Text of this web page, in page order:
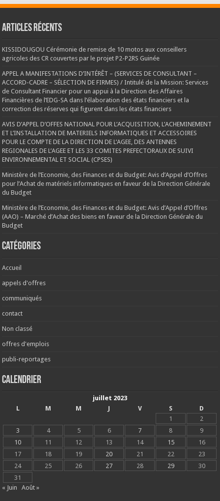
Articles récents
KISSIDOUGOU Cérémonie de remise de 10 motos aux conseillers
agricoles des CR couvertes par le projet P2-P2RS Guinée
APPEL A MANIFESTATIONS D’INTÉRÊT – (SERVICES DE CONSULTANT –
ACCORD-CADRE – SÉLECTION DE FIRMES) / Intitulé de la Mission: Services
de Consultant Financier pour un appui à la Direction des Affaires
Financières de l’EDG-SA dans l’élaboration des états financiers et la
correction des réserves qui figurent dans les états financiers
AVIS D’APPEL D’OFFES NATIONAL POUR L’ACQUISITION, L’ACHEMINEMENT
ET L’INSTALLATION DE MATERIELS INFORMATIQUES ET ACCESSOIRES
POUR LE COMPTE DE LA DIRECTION DE L’AGEE, DES ANTENNES
REGIONALES DE L’AGEE ET LES 33 COMITES PREFECTORAUX DE SUIVI
ENVIRONNEMENTAL ET SOCIAL (CPSES)
Ministère de l’Economie, des Finances et du Budget: Avis d’Appel d’Offres
pour l’Achat de matériels informatiques en faveur de la Direction Générale
du Budget
Ministère de l’Economie, des Finances et du Budget: Avis d’Appel d’Offres
(AAO) – Marché d’Achat des biens en faveur de la Direction Générale du
Budget
Catégories
Accueil
appels d'offres
communiqués
contact
Non classé
offres d'emplois
publi-reportages
Calendrier
juillet 2023
L
M M J V S
D
1
2
3
4 5 6 7 8
9
10
11 12 13 14 15
16
17
18 19 20 21 22
23
24
25 26 27 28 29
30
31
« Juin
Août »